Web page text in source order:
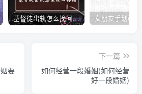
基督徒出轨怎么挽回婚姻(基督徒面对出轨婚姻)
要
下一篇
如何经营一段婚姻(如何经营
好一段婚姻)